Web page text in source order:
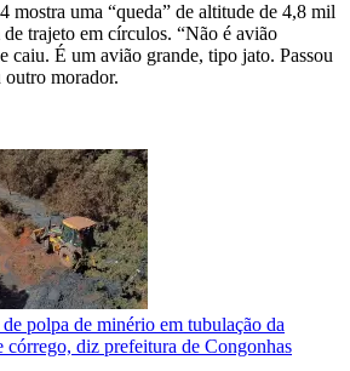
mostra uma “queda” de altitude de 4,8 mil
trajeto em círculos. “Não é avião
caiu. É um avião grande, tipo jato. Passou
morador.
polpa de minério em tubulação da
córrego, diz prefeitura de Congonhas